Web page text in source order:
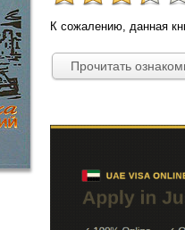
К сожалению, данная
Прочитать